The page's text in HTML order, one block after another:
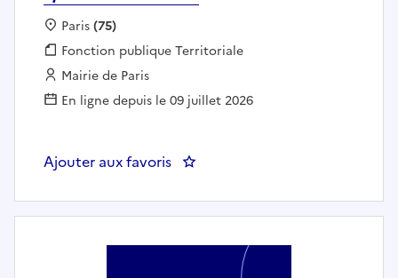
Localisation :
Paris(75)
Fonction publique :
Fonction publique Territoriale
Employeur :
Mairie de Paris
En ligne depuis le 09 juillet 2026
Ajouter aux favoris